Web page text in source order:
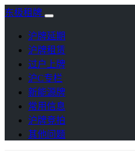
东极租牌
沪牌延期
沪牌租赁
过户上牌
沪C专栏
新能源牌
常用信息
沪牌竞拍
其他问题